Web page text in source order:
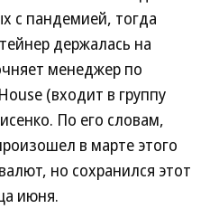
с пандемией, тогда
держалась на
менеджер по
(входит в группу
По его словам,
в марте этого
но сохранился этот
июня.